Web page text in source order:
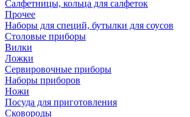
Салфетницы, кольца для салфеток
Прочее
Наборы для специй, бутылки для соусов
Столовые приборы
Вилки
Ложки
Сервировочные приборы
Наборы приборов
Ножи
Посуда для приготовления
Сковороды